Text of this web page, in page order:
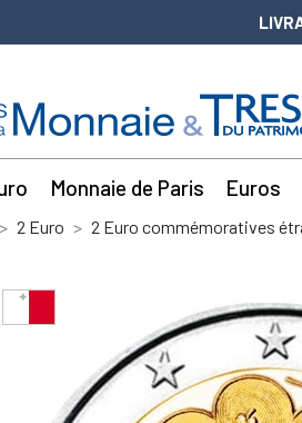
Monnaie de Paris Euros
2 Euro 2 Euro commémoratives